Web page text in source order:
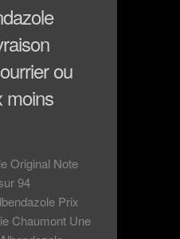
ou
moins
Original Note
94
Prix
Chaumont Une